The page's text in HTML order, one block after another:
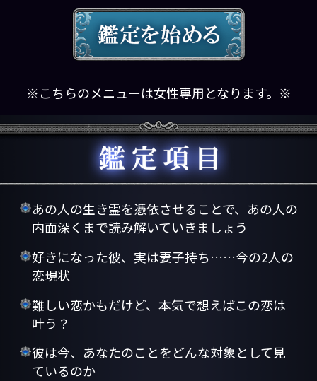
※こちらのメニューは女性専用となります。※
あの人の生き霊を憑依させることで、あの人の
内面深くまで読み解いていきましょう
好きになった彼、実は妻子持ち……今の2人の
恋現状
難しい恋かもだけど、本気で想えばこの恋は
叶う？
彼は今、あなたのことをどんな対象として見
ているのか